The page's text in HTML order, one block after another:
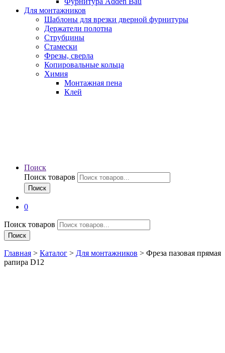
Для монтажников
Шаблоны для врезки дверной фурнитуры
Держатели полотна
Струбцины
Стамески
Фрезы, сверла
Копировальные кольца
Химия
Монтажная пена
Клей
Поиск
Поиск товаров
Поиск
0
Поиск товаров
Поиск
Главная > Каталог > Для монтажников > Фреза пазовая прямая
рапира D12